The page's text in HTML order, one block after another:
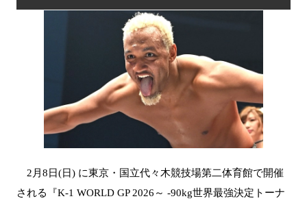
2月8日(日) に東京・国立代々木競技場第二体育館で開催
される『K-1 WORLD GP 2026～ -90kg世界最強決定トーナ